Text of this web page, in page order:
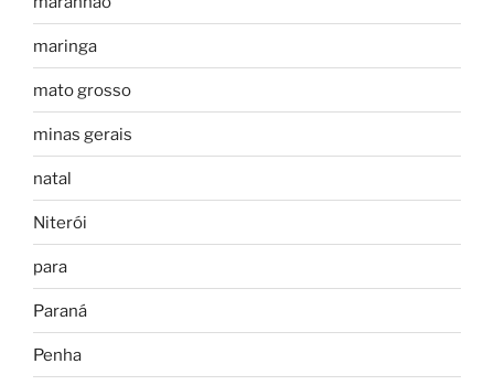
maringa
mato grosso
minas gerais
natal
Niterói
para
Paraná
Penha